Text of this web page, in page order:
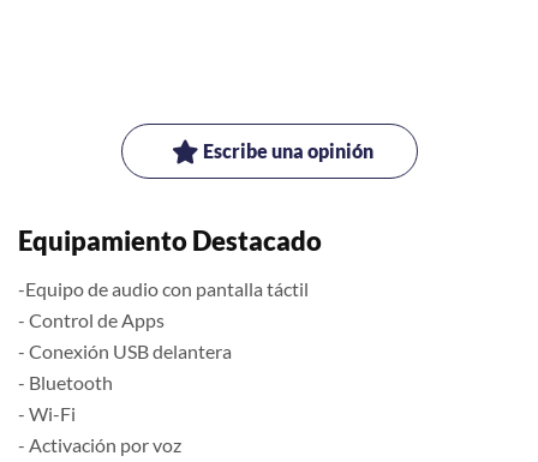
Escribe una opinión
Equipamiento Destacado
-Equipo de audio con pantalla táctil
- Control de Apps
- Conexión USB delantera
- Bluetooth
- Wi-Fi
- Activación por voz